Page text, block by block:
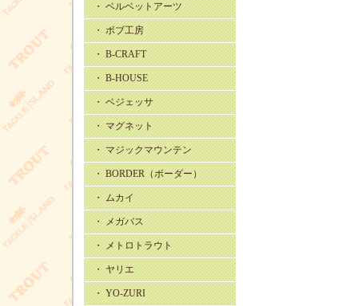
・ ベルベットアーツ
・ ボブ工房
・ B-CRAFT
・ B-HOUSE
・ ベジェッサ
・ マグネット
・ マジックマウンテン
・ BORDER（ボーダー）
・ ムカイ
・ メガバス
・ メトロトラウト
・ ヤリエ
・ YO-ZURI